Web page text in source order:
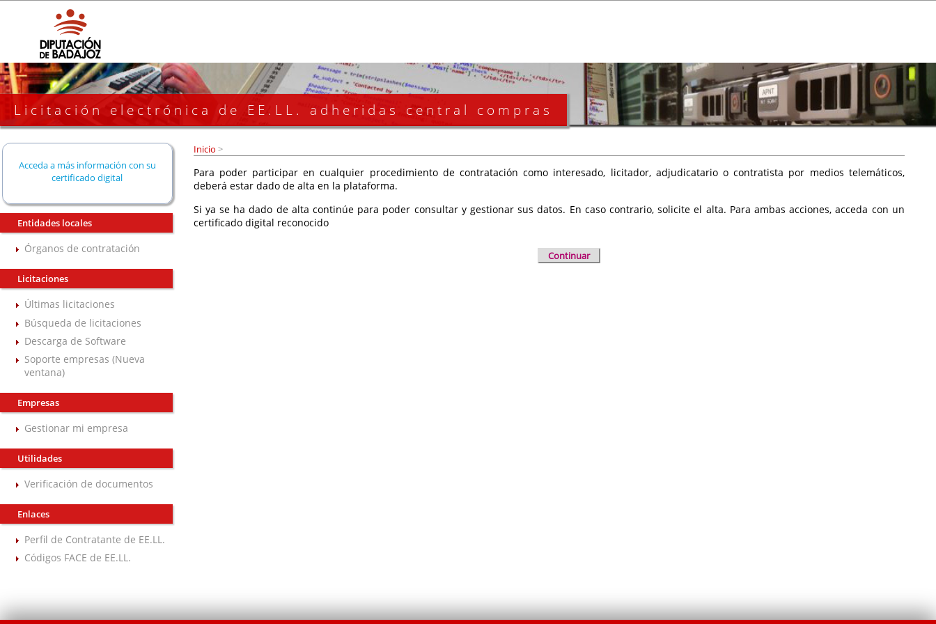
Licitación electrónica de EE.LL. adheridas central compras
Acceda a más información con su
certificado digital
Entidades locales
Órganos de contratación
Licitaciones
Últimas licitaciones
Búsqueda de licitaciones
Descarga de Software
Soporte empresas (Nueva
ventana)
Empresas
Gestionar mi empresa
Utilidades
Verificación de documentos
Enlaces
Perfil de Contratante de EE.LL.
Códigos FACE de EE.LL.
Inicio >
Para poder participar en cualquier procedimiento de contratación como interesado, licitador, adjudicatario o contratista por medios telemáticos,
deberá estar dado de alta en la plataforma.
Si ya se ha dado de alta continúe para poder consultar y gestionar sus datos. En caso contrario, solicite el alta. Para ambas acciones, acceda con un
certificado digital reconocido
Continuar